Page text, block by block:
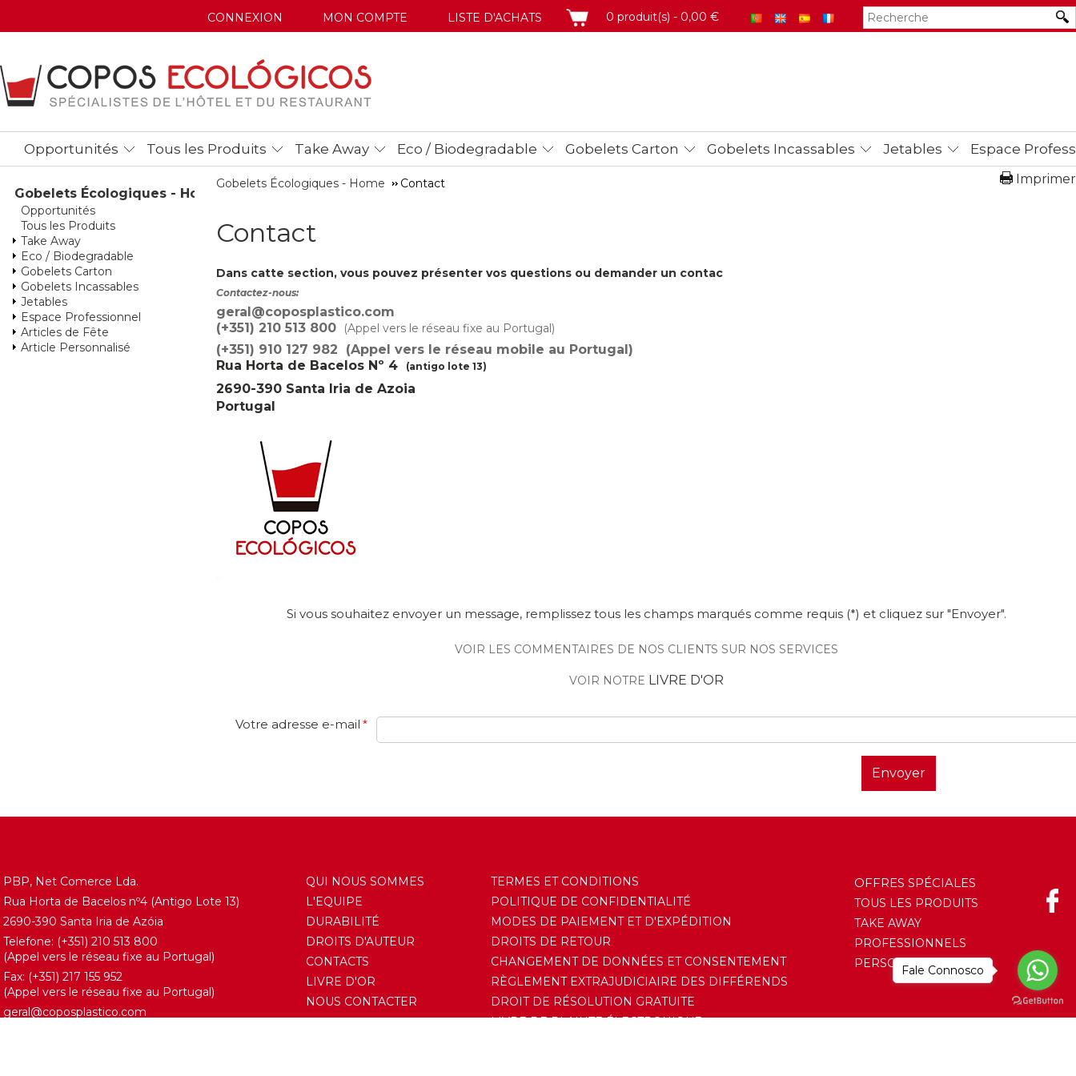
CONNEXION MON COMPTE LISTE D'ACHATS PANIER
0 produit(s) - 0,00 €
Opportunités Tous les Produits Take Away Eco / Biodegradable Gobelets Carton Gobelets Incassables Jetables Espace
Gobelets Écologiques - Home
Opportunités
Tous les Produits
Take Away
Eco / Biodegradable
Gobelets Carton
Gobelets Incassables
Jetables
Espace Professionnel
Articles de Fête
Article Personnalisé
Imprimer
Gobelets Écologiques - Home Contact
Contact
Dans catte section, vous pouvez présenter vos questions ou demander un contac
Contactez-nous:
geral@coposplastico.com
(+351) 210 513 800
(Appel vers le réseau fixe au Portugal)
(+351) 910 127 982 (Appel vers le réseau mobile au Portugal)
Rua Horta de Bacelos Nº 4
(antigo lote 13)
2690-390 Santa Iria de Azoia
Portugal
Si vous souhaitez envoyer un message, remplissez tous les champs marqués comme requis (*) et cliquez sur "Envoyer".
VOIR LES COMMENTAIRES DE NOS CLIENTS SUR NOS SERVICES
VOIR NOTRE LIVRE D'OR
Votre adresse e-mail *
Envoyer
PBP, Net Comerce Lda.
Rua Horta de Bacelos nº4 (Antigo Lote 13)
2690-390 Santa Iria de Azóia
Telefone: (+351) 210 513 800
(Appel vers le réseau fixe au Portugal)
Fax: (+351) 217 155 952
(Appel vers le réseau fixe au Portugal)
geral@coposplastico.com
QUI NOUS SOMMES
L'EQUIPE
DURABILITÉ
DROITS D'AUTEUR
CONTACTS
LIVRE D'OR
NOUS CONTACTER
TERMES ET CONDITIONS
POLITIQUE DE CONFIDENTIALITÉ
MODES DE PAIEMENT ET D'EXPÉDITION
DROITS DE RETOUR
CHANGEMENT DE DONNÉES ET CONSENTEMENT
RÈGLEMENT EXTRAJUDICIAIRE DES DIFFÉRENDS
DROIT DE RÉSOLUTION GRATUITE
LIVRE DE PLAINTE ÉLECTRONIQUE
OFFRES SPÉCIALES
TOUS LES PRODUITS
TAKE AWAY
PROFESSIONNELS
PERSONNALISATION
Fale Connosco